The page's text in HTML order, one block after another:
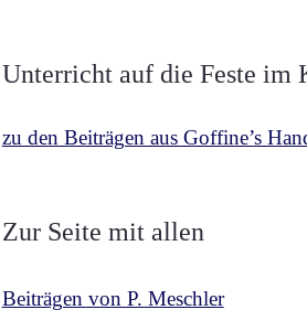
Unterricht auf die Feste im
zu den Beiträgen aus Goffine’s
Zur Seite mit allen
Beiträgen von P. Meschler